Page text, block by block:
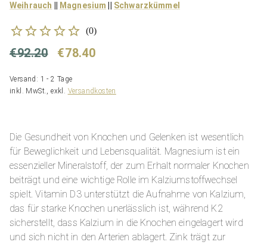
Weihrauch Magnesium Schwarzkümmel
(0)
€92.20 €78.40
Versand: 1 - 2 Tage
inkl. MwSt., exkl. Versandkosten
Die Gesundheit von Knochen und Gelenken ist wesentlich
für Beweglichkeit und Lebensqualität. Magnesium ist ein
essenzieller Mineralstoff, der zum Erhalt normaler Knochen
beiträgt und eine wichtige Rolle im Kalziumstoffwechsel
spielt.Vitamin D3 unterstützt die Aufnahme von Kalzium,
das für starke Knochen unerlässlich ist, während K2
sicherstellt, dass Kalzium in die Knochen eingelagert wird
und sich nicht in den Arterien ablagert. Zink trägt zur